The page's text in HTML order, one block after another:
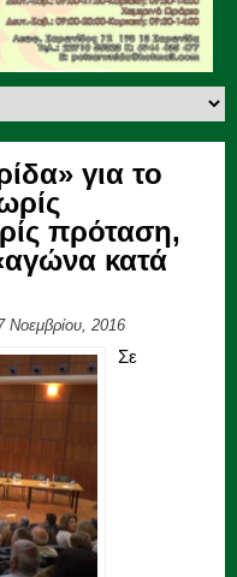
για το
πρόταση,
κατά
Νοεμβρίου, 2016
Σε